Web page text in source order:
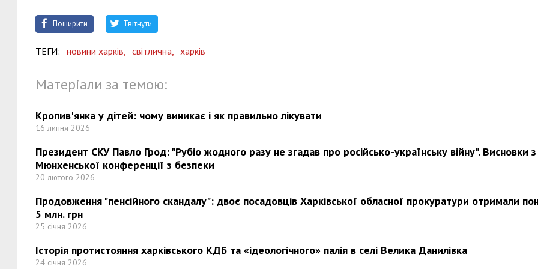
Поширити Твітнути
ТЕГИ: новини харків, світлична, харків
Матеріали за темою:
Кропив'янка у дітей: чому виникає і як правильно лікувати
16 липня 2026
Президент СКУ Павло Грод: "Рубіо жодного разу не згадав про російсько-українську війну". Висновки з
Мюнхенської конференції з безпеки
20 лютого 2026
Продовження "пенсійного скандалу": двоє посадовців Харківської обласної прокуратури отримали
5 млн. грн
25 січня 2026
Історія протистояння харківського КДБ та «ідеологічного» палія в селі Велика Данилівка
24 січня 2026